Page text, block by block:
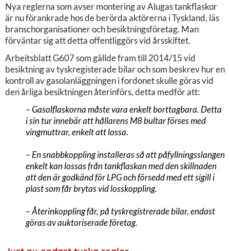
Nya reglerna som avser montering av Alugas tankflaskor
är nu förankrade hos de berörda aktörerna i Tyskland, läs
branschorganisationer och besiktningsföretag. Man
förväntar sig att detta offentliggörs vid årsskiftet.
Arbeitsblatt G607 som gällde fram till 2014/15 vid
besiktning av tyskregisterade bilar och som beskrev hur en
kontroll av gasolanläggningen i fordonet skulle göras vid
den årliga besiktningen återinförs, detta medför att:
– Gasolflaskorna måste vara enkelt borttagbara. Detta
i sin tur innebär att hållarens M8 bultar förses med
vingmuttrar, enkelt att lossa.
– En snabbkoppling installeras så att påfyllningsslangen
enkelt kan lossas från tankflaskan med den skillnaden
att den är godkänd för LPG och försedd med ett sigill i
plast som får brytas vid losskoppling.
– Återinkoppling får, på tyskregistrerade bilar, endast
göras av auktoriserade företag.